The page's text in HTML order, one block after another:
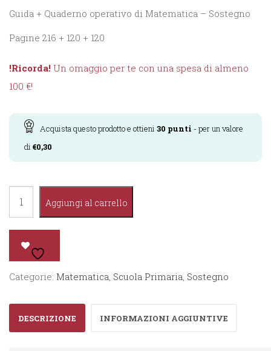
Guida + Quaderno operativo di Matematica – Sostegno
Pagine 216 + 120 + 120
!Ricorda! Un omaggio per te con una spesa di almeno
100 €!
Acquista questo prodotto e ottieni 30 punti - per un valore
di €0,30
Matematica
base"
quantità
Aggiungi al carrello
Categorie: Matematica, Scuola Primaria, Sostegno
DESCRIZIONE INFORMAZIONI AGGIUNTIVE